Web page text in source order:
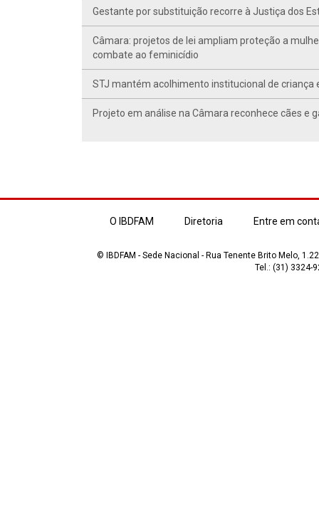
Gestante por substituição recorre à Justiça dos
Câmara: projetos de lei ampliam proteção a
combate ao feminicídio
STJ mantém acolhimento institucional de criança
Projeto em análise na Câmara reconhece cães e
O IBDFAM Diretoria Entre em
© IBDFAM - Sede Nacional - Rua Tenente Brito Melo,
Tel.: (31) 3324-